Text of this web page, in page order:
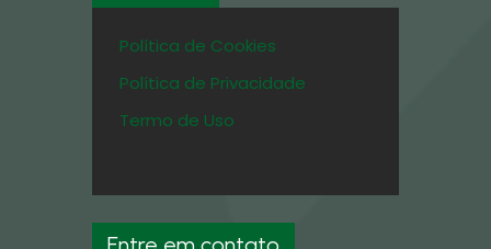
Política de Cookies
Política de Privacidade
Termo de Uso